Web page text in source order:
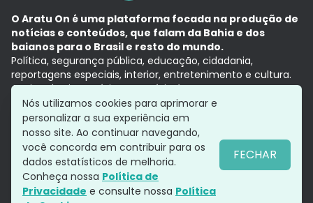
O Aratu On é uma plataforma focada na produção de
notícias e conteúdos, que falam da Bahia e dos
baianos para o Brasil e resto do mundo.
Política, segurança pública, educação, cidadania,
reportagens especiais, interior, entretenimento e cultura.
Aqui, tudo vira notícia e a notícia é no tempo presente,
com a credibilidade do Grupo Aratu.
Grupo Aratu
Política de privacidade
Siga-nos
Nós utilizamos cookies para aprimorar e
personalizar a sua experiência em
nosso site. Ao continuar navegando,
você concorda em contribuir para os
dados estatísticos de melhoria.
Conheça nossa Política de
Privacidade e consulte nossa Política
FECHAR